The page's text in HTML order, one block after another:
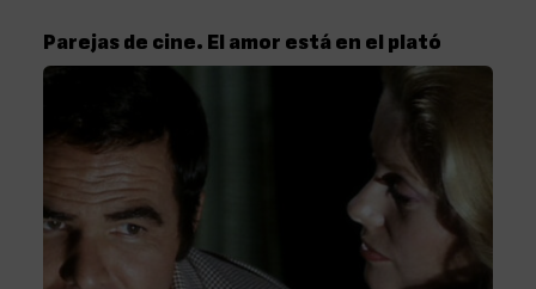
Parejas de cine. El amor está en el plató